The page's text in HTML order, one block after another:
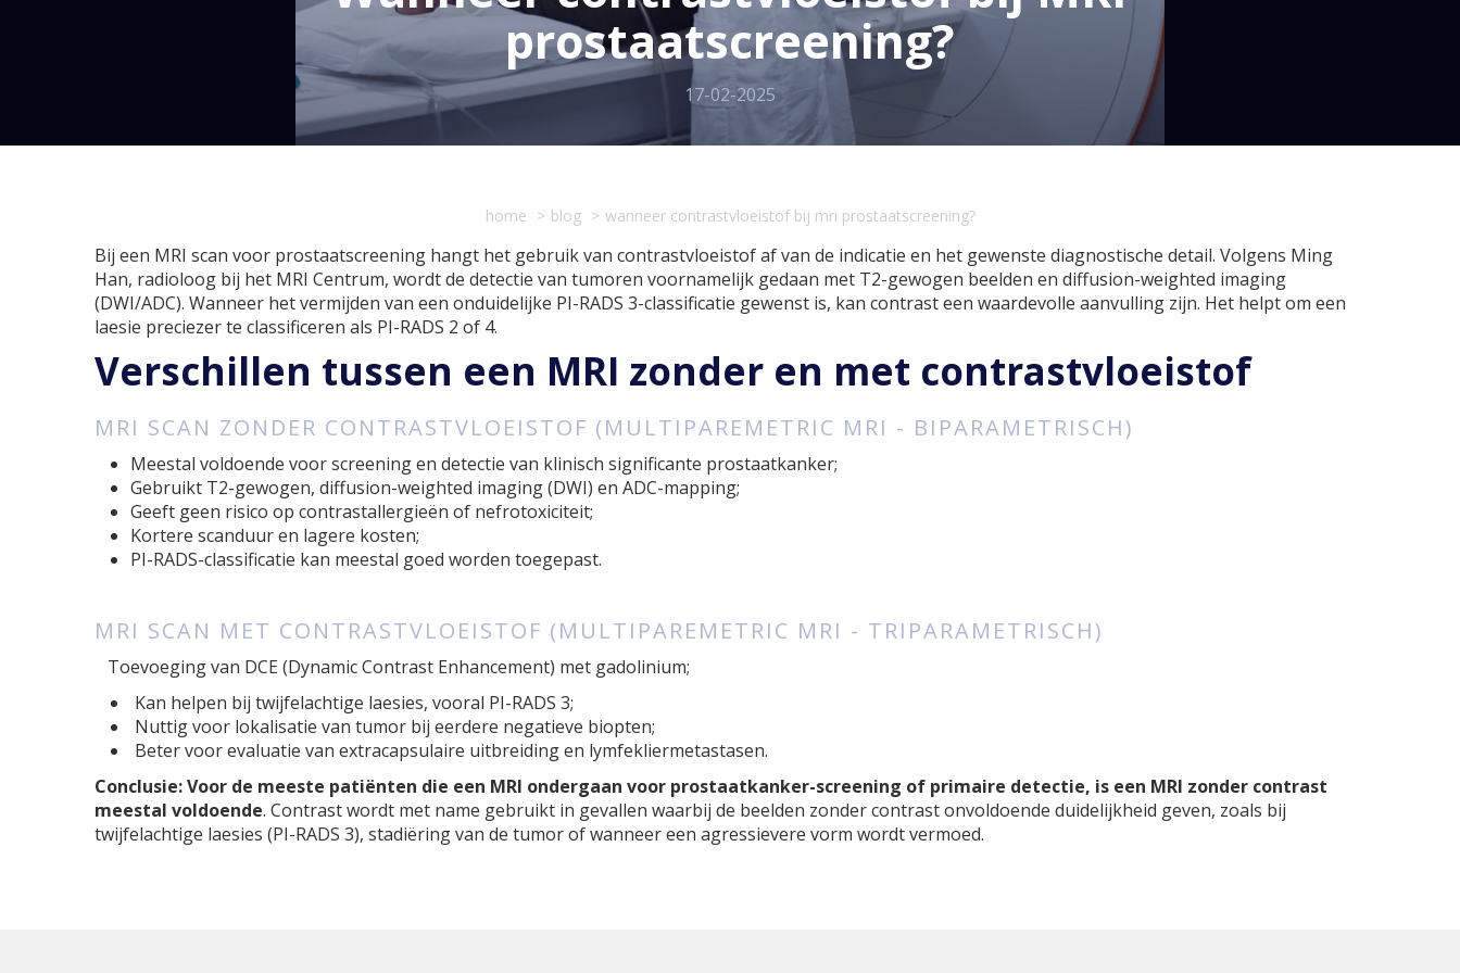
prostaatscreening?
17-02-2025
home blog wanneer contrastvloeistof bij mri prostaatscreening?
Bij een MRI scan voor prostaatscreening hangt het gebruik van contrastvloeistof af van de indicatie en het gewenste diagnostische detail. Volgens Ming
Han, radioloog bij het MRI Centrum, wordt de detectie van tumoren voornamelijk gedaan met T2-gewogen beelden en diffusion-weighted imaging
(DWI/ADC). Wanneer het vermijden van een onduidelijke PI-RADS 3-classificatie gewenst is, kan contrast een waardevolle aanvulling zijn. Het helpt om een
laesie preciezer te classificeren als PI-RADS 2 of 4.
Verschillen tussen een MRI zonder en met contrastvloeistof
MRI SCAN ZONDER CONTRASTVLOEISTOF (MULTIPAREMETRIC MRI - BIPARAMETRISCH)
Meestal voldoende voor screening en detectie van klinisch significante prostaatkanker;
Gebruikt T2-gewogen, diffusion-weighted imaging (DWI) en ADC-mapping;
Geeft geen risico op contrastallergieën of nefrotoxiciteit;
Kortere scanduur en lagere kosten;
PI-RADS-classificatie kan meestal goed worden toegepast.
MRI SCAN MET CONTRASTVLOEISTOF (MULTIPAREMETRIC MRI - TRIPARAMETRISCH)
Toevoeging van DCE (Dynamic Contrast Enhancement) met gadolinium;
Kan helpen bij twijfelachtige laesies, vooral PI-RADS 3;
Nuttig voor lokalisatie van tumor bij eerdere negatieve biopten;
Beter voor evaluatie van extracapsulaire uitbreiding en lymfekliermetastasen.
Conclusie: Voor de meeste patiënten die een MRI ondergaan voor prostaatkanker-screening of primaire detectie, is een MRI zonder contrast
meestal voldoende. Contrast wordt met name gebruikt in gevallen waarbij de beelden zonder contrast onvoldoende duidelijkheid geven, zoals bij
twijfelachtige laesies (PI-RADS 3), stadiëring van de tumor of wanneer een agressievere vorm wordt vermoed.